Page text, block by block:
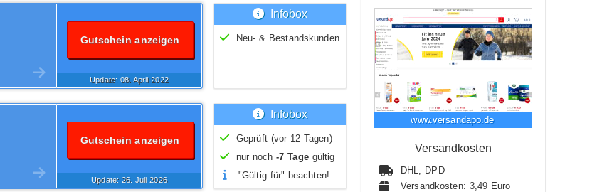
Gutschein anzeigen
Update: 08. April2022
Infobox
Neu- & Bestandskunden
Gutschein anzeigen
Update: 26.Juli2026
Infobox
Geprüft (vor 12 Tagen)
nur noch-7 Tagegültig
"Gültig für" beachten!
www.versandapo.de
Versandkosten
DHL, DPD
Versandkosten: 3,49 Euro